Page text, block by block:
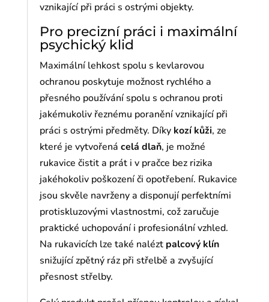
vznikající při práci s ostrými objekty.
Pro precizní práci i maximální
psychický klid
Maximální lehkost spolu s kevlarovou
ochranou poskytuje možnost rychlého a
přesného používání spolu s ochranou proti
jakémukoliv řeznému poranění vznikající při
práci s ostrými předměty. Díky kozí kůži, ze
které je vytvořená celá dlaň, je možné
rukavice čistit a prát i v pračce bez rizika
jakéhokoliv poškození či opotřebení. Rukavice
jsou skvěle navrženy a disponují perfektními
protiskluzovými vlastnostmi, což zaručuje
praktické uchopování i profesionální vzhled.
Na rukavicích lze také nalézt palcový klín
snižující zpětný ráz při střelbě a zvyšující
přesnost střelby.